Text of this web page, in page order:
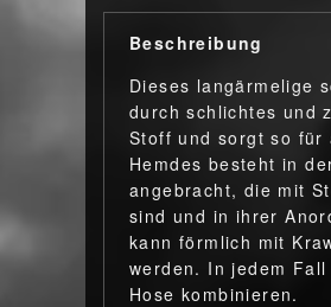
Beschreibung
Dieses langärmelige
durch schlichtes und
Stoff und sorgt so für
Hemdes besteht in
angebracht, die mit
sind und in ihrer
kann förmlich mit
werden. In jedem
Hose kombinieren.